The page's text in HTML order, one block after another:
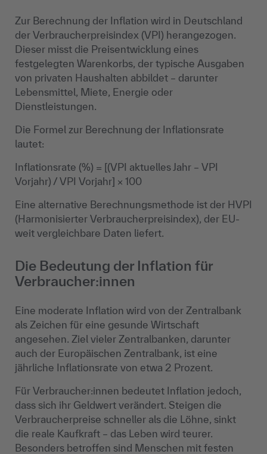
Zur Berechnung der Inflation wird in Deutschland
der Verbraucherpreisindex (VPI) herangezogen.
Dieser misst die Preisentwicklung eines
festgelegten Warenkorbs, der typische Ausgaben
von privaten Haushalten abbildet – darunter
Lebensmittel, Miete, Energie oder
Dienstleistungen.
Die Formel zur Berechnung der Inflationsrate
lautet:
Inflationsrate (%) = [(VPI aktuelles Jahr – VPI
Vorjahr) / VPI Vorjahr] × 100
Eine alternative Berechnungsmethode ist der HVPI
(Harmonisierter Verbraucherpreisindex), der EU-
weit vergleichbare Daten liefert.
Die Bedeutung der Inflation für
Verbraucher:innen
Eine moderate Inflation wird von der Zentralbank
als Zeichen für eine gesunde Wirtschaft
angesehen. Ziel vieler Zentralbanken, darunter
auch der Europäischen Zentralbank, ist eine
jährliche Inflationsrate von etwa 2 Prozent.
Für Verbraucher:innen bedeutet Inflation jedoch,
dass sich ihr Geldwert verändert. Steigen die
Verbraucherpreise schneller als die Löhne, sinkt
die reale Kaufkraft – das Leben wird teurer.
Besonders betroffen sind Menschen mit festen